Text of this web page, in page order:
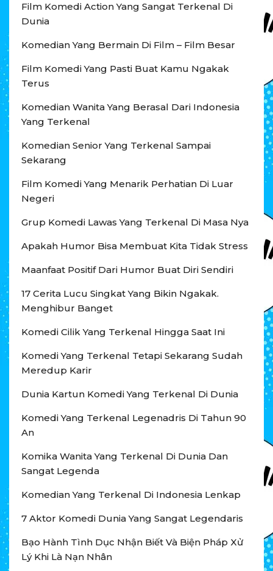
Film Komedi Action Yang Sangat Terkenal Di
Dunia
Komedian Yang Bermain Di Film – Film Besar
Film Komedi Yang Pasti Buat Kamu Ngakak
Terus
Komedian Wanita Yang Berasal Dari Indonesia
Yang Terkenal
Komedian Senior Yang Terkenal Sampai
Sekarang
Film Komedi Yang Menarik Perhatian Di Luar
Negeri
Grup Komedi Lawas Yang Terkenal Di Masa Nya
Apakah Humor Bisa Membuat Kita Tidak Stress
Maanfaat Positif Dari Humor Buat Diri Sendiri
17 Cerita Lucu Singkat Yang Bikin Ngakak.
Menghibur Banget
Komedi Cilik Yang Terkenal Hingga Saat Ini
Komedi Yang Terkenal Tetapi Sekarang Sudah
Meredup Karir
Dunia Kartun Komedi Yang Terkenal Di Dunia
Komedi Yang Terkenal Legenadris Di Tahun 90
An
Komika Wanita Yang Terkenal Di Dunia Dan
Sangat Legenda
Komedian Yang Terkenal Di Indonesia Lenkap
7 Aktor Komedi Dunia Yang Sangat Legendaris
Bạo Hành Tình Dục Nhận Biết Và Biện Pháp Xử
Lý Khi Là Nạn Nhân